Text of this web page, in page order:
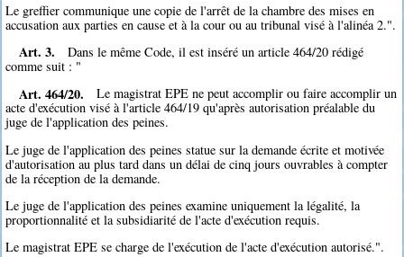
Le greffier communique une copie de l'arrêt de la chambre des mises en
accusation aux parties en cause et à la cour ou au tribunal visé à l'alinéa 2.".
Art. 3.
Dans le même Code, il est inséré un article 464/20 rédigé
comme suit : "
Art. 464/20.
Le magistrat EPE ne peut accomplir ou faire accomplir un
acte d'exécution visé à l'article 464/19 qu'après autorisation préalable du
juge de l'application des peines.
Le juge de l'application des peines statue sur la demande écrite et motivée
d'autorisation au plus tard dans un délai de cinq jours ouvrables à compter
de la réception de la demande.
Le juge de l'application des peines examine uniquement la légalité, la
proportionnalité et la subsidiarité de l'acte d'exécution requis.
Le magistrat EPE se charge de l'exécution de l'acte d'exécution autorisé.".